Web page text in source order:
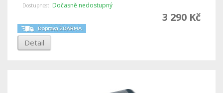
Dostupnost: Dočasně nedostupný
3 290 Kč
Detail